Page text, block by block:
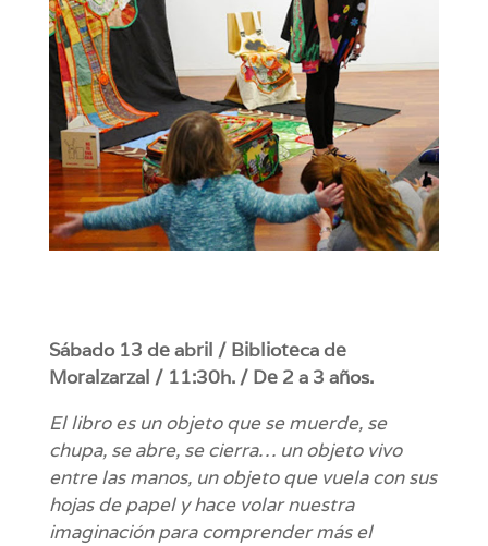
Sábado 13 de abril / Biblioteca de
Moralzarzal / 11:30h. / De 2 a 3 años.
El libro es un objeto que se muerde, se
chupa, se abre, se cierra… un objeto vivo
entre las manos, un objeto que vuela con sus
hojas de papel y hace volar nuestra
imaginación para comprender más el